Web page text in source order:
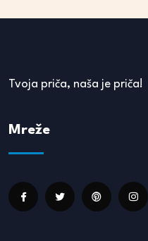
Tvoja priča, naša je priča!
Mreže